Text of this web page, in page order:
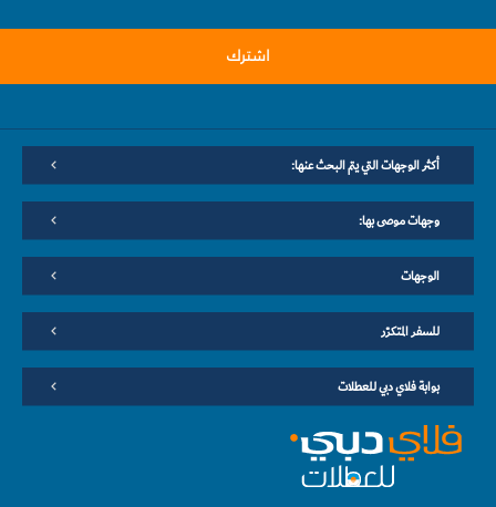
اشترك
أكثر الوجهات التي يتم البحث عنها:
وجهات موصى بها:
الوجهات
للسفر المتكرّر
بوابة فلاي دبي للعطلات